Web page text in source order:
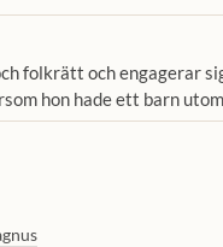
folkrätt och engagerar
hon hade ett barn